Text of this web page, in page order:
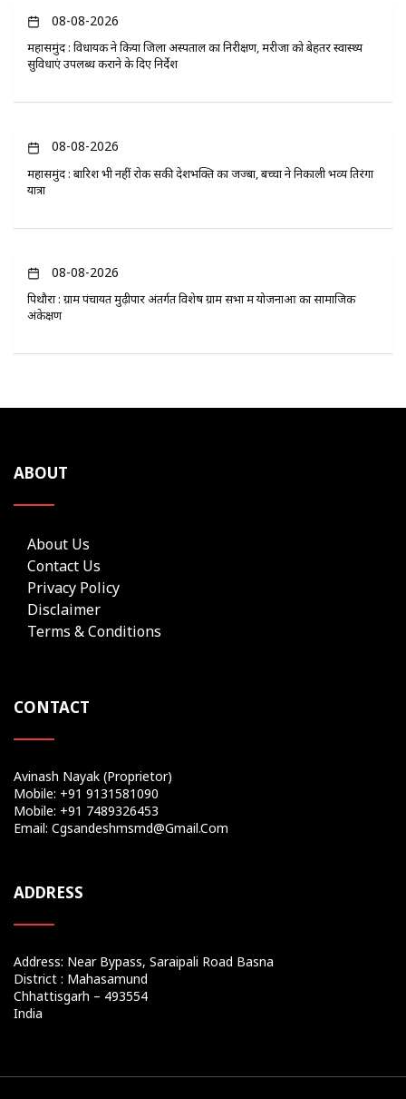
08-08-2026
महासमुंद : विधायक ने किया जिला अस्पताल का निरीक्षण, मरीजों को बेहतर स्वास्थ्य
सुविधाएं उपलब्ध कराने के दिए निर्देश
08-08-2026
महासमुंद : बारिश भी नहीं रोक सकी देशभक्ति का जज्बा, बच्चों ने निकाली भव्य तिरंगा
यात्रा
08-08-2026
पिथौरा : ग्राम पंचायत मुढ़ीपार अंतर्गत विशेष ग्राम सभा में योजनाओं का सामाजिक
अंकेक्षण
ABOUT
About Us
Contact Us
Privacy Policy
Disclaimer
Terms & Conditions
CONTACT
Avinash Nayak (Proprietor)
Mobile: +91 9131581090
Mobile: +91 7489326453
Email: Cgsandeshmsmd@gmail.com
ADDRESS
Address: Near Bypass, Saraipali Road Basna
District : Mahasamund
Chhattisgarh – 493554
India